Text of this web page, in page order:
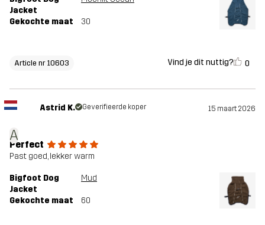
Jacket
Gekochte maat 30
Article nr 10603 Vind je dit nuttig? 0
A
Astrid K. Geverifieerde koper 15 maart 2026
Perfect
Past goed, lekker warm
Bigfoot Dog
Jacket
Mud
Gekochte maat 60